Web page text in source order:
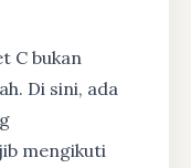
C bukan
Di sini, ada
mengikuti